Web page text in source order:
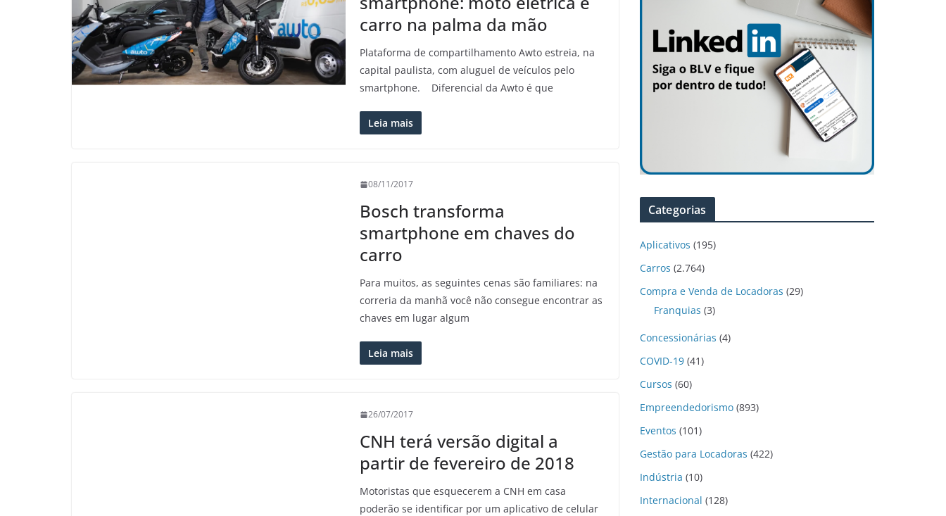
carro na palma da mão
Plataforma de compartilhamento Awto estreia, na
capital paulista, com aluguel de veículos pelo
smartphone. Diferencial da Awto é que
Leia mais
08/11/2017
Bosch transforma
smartphone em chaves do
carro
Para muitos, as seguintes cenas são familiares: na
correria da manhã você não consegue encontrar as
chaves em lugar algum
Leia mais
26/07/2017
CNH terá versão digital a
partir de fevereiro de 2018
Motoristas que esquecerem a CNH em casa
poderão se identificar por um aplicativo de celular
Categorias
Aplicativos (195)
Carros (2.764)
Compra e Venda de Locadoras (29)
Franquias (3)
Concessionárias (4)
COVID-19 (41)
Cursos (60)
Empreendedorismo (893)
Eventos (101)
Gestão para Locadoras (422)
Indústria (10)
Internacional (128)